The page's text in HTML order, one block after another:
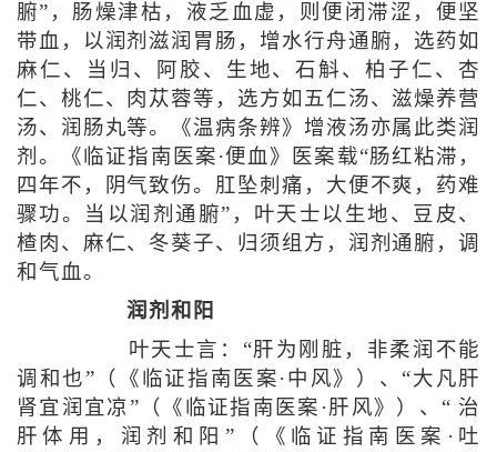
腑”，肠燥津枯，液乏血虚，则便闭滞涩，便坚
带血，以润剂滋润胃肠，增水行舟通腑，选药如
麻仁、当归、阿胶、生地、石斛、柏子仁、杏
仁、桃仁、肉苁蓉等，选方如五仁汤、滋燥养营
汤、润肠丸等。《温病条辨》增液汤亦属此类润
剂。《临证指南医案·便血》医案载“肠红粘滞，
四年不，阴气致伤。肛坠刺痛，大便不爽，药难
骤功。当以润剂通腑”，叶天士以生地、豆皮、
楂肉、麻仁、冬葵子、归须组方，润剂通腑，调
和气血。
润剂和阳
叶天士言：“肝为刚脏，非柔润不能
调和也”（《临证指南医案·中风》）、“大凡肝
肾宜润宜凉”（《临证指南医案·肝风》）、“ 治
肝体用，润剂和阳”（《临证指南医案·吐